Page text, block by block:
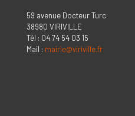
59 avenue Docteur Turc
38980 VIRIVILLE
Tél : 04 74 54 03 15
Mail : mairie@viriville.fr